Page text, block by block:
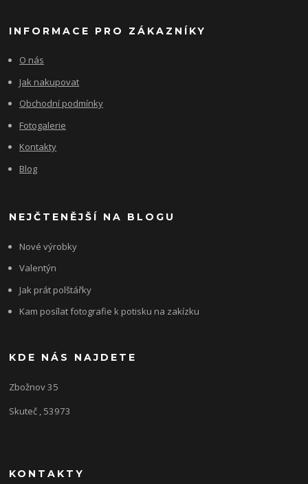
INFORMACE PRO ZÁKAZNÍKY
O nás
Jak nakupovat
Obchodní podmínky
Fotogalerie
Kontakty
Blog
NEJČTENĚJŠÍ NA BLOGU
Nové výrobky
Valentýn
Jak prát polštářky
Kam posílat fotografie k potisku na zakízku
KDE NÁS NAJDETE
Zbožnov 35
Skuteč , 53973
KONTAKTY